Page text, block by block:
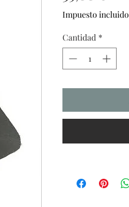
Impuesto incluido
Cantidad *